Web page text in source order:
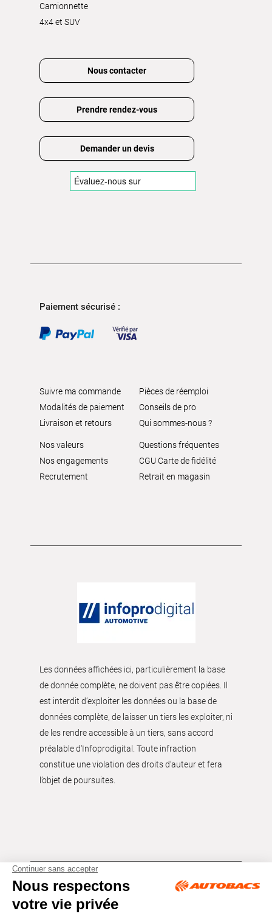
Camionnette
4x4 et SUV
Nous contacter
Prendre rendez-vous
Demander un devis
Paiement sécurisé :
Suivre ma commande
Modalités de paiement
Livraison et retours
Pièces de réemploi
Conseils de pro
Qui sommes-nous ?
Nos valeurs
Nos engagements
Recrutement
Questions fréquentes
CGU Carte de fidélité
Retrait en magasin
Les données affichées ici, particulièrement la base
de donnée complète, ne doivent pas être copiées. Il
est interdit d’exploiter les données ou la base de
données complète, de laisser un tiers les exploiter, ni
de les rendre accessible à un tiers, sans accord
préalable d'Infoprodigital. Toute infraction
constitue une violation des droits d’auteur et fera
l’objet de poursuites.
Tous droits réservés © Autobacs